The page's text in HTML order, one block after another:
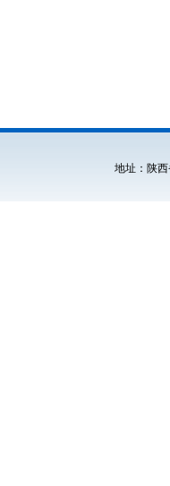
地址：陕